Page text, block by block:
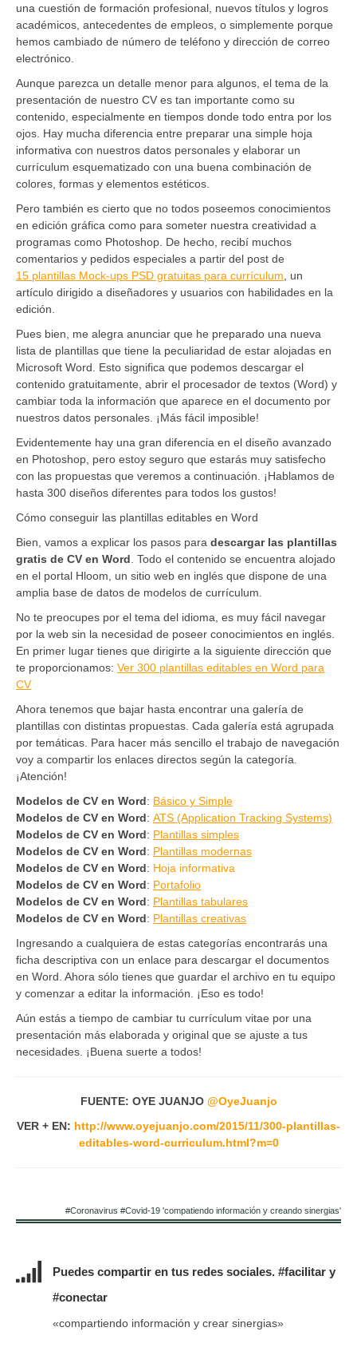
una cuestión de formación profesional, nuevos títulos y logros
académicos, antecedentes de empleos, o simplemente porque
hemos cambiado de número de teléfono y dirección de correo
electrónico.
Aunque parezca un detalle menor para algunos, el tema de la
presentación de nuestro CV es tan importante como su
contenido, especialmente en tiempos donde todo entra por los
ojos. Hay mucha diferencia entre preparar una simple hoja
informativa con nuestros datos personales y elaborar un
currículum esquematizado con una buena combinación de
colores, formas y elementos estéticos.
Pero también es cierto que no todos poseemos conocimientos
en edición gráfica como para someter nuestra creatividad a
programas como Photoshop. De hecho, recibí muchos
comentarios y pedidos especiales a partir del post de
15 plantillas Mock-ups PSD gratuitas para currículum , un
artículo dirigido a diseñadores y usuarios con habilidades en la
edición.
Pues bien, me alegra anunciar que he preparado una nueva
lista de plantillas que tiene la peculiaridad de estar alojadas en
Microsoft Word. Esto significa que podemos descargar el
contenido gratuitamente, abrir el procesador de textos (Word) y
cambiar toda la información que aparece en el documento por
nuestros datos personales. ¡Más fácil imposible!
Evidentemente hay una gran diferencia en el diseño avanzado
en Photoshop, pero estoy seguro que estarás muy satisfecho
con las propuestas que veremos a continuación. ¡Hablamos de
hasta 300 diseños diferentes para todos los gustos!
Cómo conseguir las plantillas editables en Word
Bien, vamos a explicar los pasos para descargar las plantillas
gratis de CV en Word . Todo el contenido se encuentra alojado
en el portal Hloom, un sitio web en inglés que dispone de una
amplia base de datos de modelos de currículum.
No te preocupes por el tema del idioma, es muy fácil navegar
por la web sin la necesidad de poseer conocimientos en inglés.
En primer lugar tienes que dirigirte a la siguiente dirección que
te proporcionamos: Ver 300 plantillas editables en Word para
CV
Ahora tenemos que bajar hasta encontrar una galería de
plantillas con distintas propuestas. Cada galería está agrupada
por temáticas. Para hacer más sencillo el trabajo de navegación
voy a compartir los enlaces directos según la categoría.
¡Atención!
Modelos de CV en Word: Básico y Simple
Modelos de CV en Word: ATS (Application Tracking Systems)
Modelos de CV en Word: Plantillas simples
Modelos de CV en Word: Plantillas modernas
Modelos de CV en Word: Hoja informativa
Modelos de CV en Word: Portafolio
Modelos de CV en Word: Plantillas tabulares
Modelos de CV en Word: Plantillas creativas
Ingresando a cualquiera de estas categorías encontrarás una
ficha descriptiva con un enlace para descargar el documentos
en Word. Ahora sólo tienes que guardar el archivo en tu equipo
y comenzar a editar la información. ¡Eso es todo!
Aún estás a tiempo de cambiar tu currículum vitae por una
presentación más elaborada y original que se ajuste a tus
necesidades. ¡Buena suerte a todos!
FUENTE: OYE JUANJO @OyeJuanjo
VER + EN: http://www.oyejuanjo.com/2015/11/300-plantillas-
editables-word-curriculum.html?m=0
#Coronavirus #Covid-19 'compatiendo información y creando sinergias'
Puedes compartir en tus redes sociales. #facilitar y
#conectar
«compartiendo información y crear sinergias»